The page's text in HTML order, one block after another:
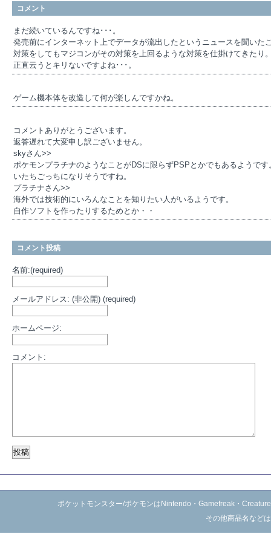
コメント
まだ続いているんですね･･･。
発売前にインターネット上でデータが流出したというニュースを聞いた
対策をしてもマジコンがその対策を上回るような対策を仕掛けてきたり
正直云うとキリないですよね･･･。
ゲーム機本体を改造して何が楽しんですかね。
コメントありがとうございます。
返答遅れて大変申し訳ございません。
skyさん>>
ポケモンプラチナのようなことがDSに限らずPSPとかでもあるようです
いたちごっちになりそうですね。
プラチナさん>>
海外では技術的にいろんなことを知りたい人がいるようです。
自作ソフトを作ったりするためとか・・
コメント投稿
名前:(required)
メールアドレス: (非公開) (required)
ホームページ:
コメント:
ポケットモンスター/ポケモンはNintendo・Gamefreak・
その他商品名など